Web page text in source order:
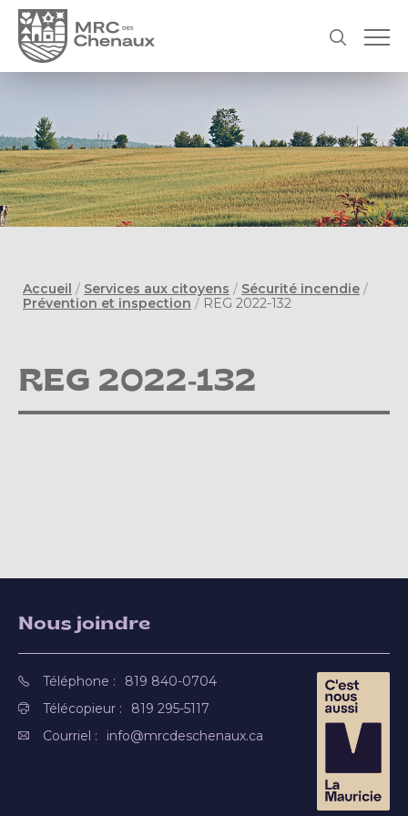
Accueil / Services aux citoyens / Sécurité incendie /
Prévention et inspection / REG 2022-132
REG 2022-132
Nous joindre
Téléphone :
819 840-0704
Télécopieur :
819 295-5117
Courriel :
info@mrcdeschenaux.ca